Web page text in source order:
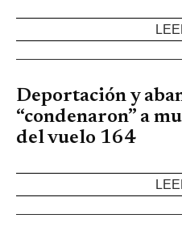
Deportación y
“condenaron” a
del vuelo 164